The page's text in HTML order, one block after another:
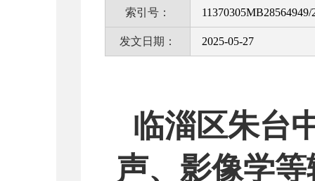
索引号：
11370305MB28564949/
发文日期： 2025-05-27
临淄区朱台
声、影像学